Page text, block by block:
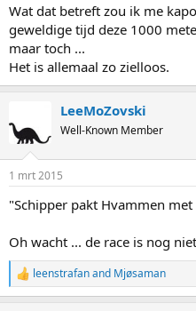
Wat dat betreft zou ik me
geweldige tijd deze 1000
maar toch ...
Het is allemaal zo zielloos.
LeeMoZovski
Well-Known Member
1 mrt 2015
"Schipper pakt Hvammen
Oh wacht ... de race is nog
R
e
leenstrafanand Mjøsaman